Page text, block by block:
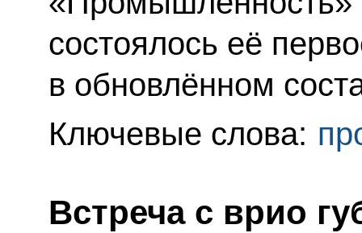
состоялось её
в обновлённом
Ключевые слова:
Встреча с врио